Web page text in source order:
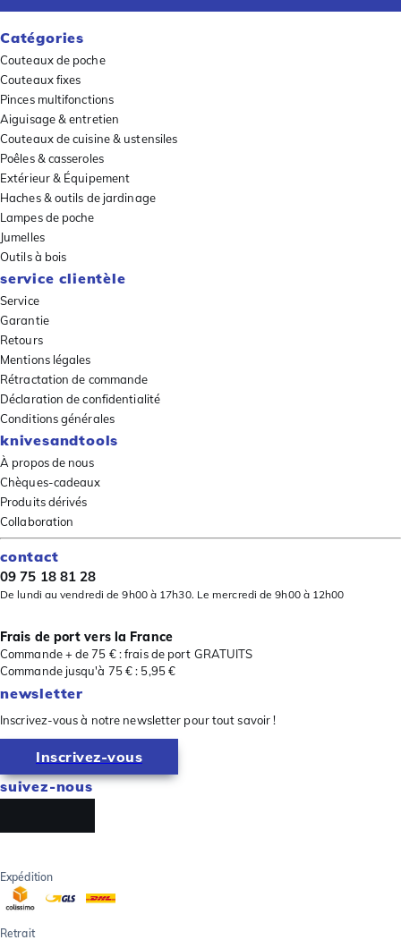
Catégories
Couteaux de poche
Couteaux fixes
Pinces multifonctions
Aiguisage & entretien
Couteaux de cuisine & ustensiles
Poêles & casseroles
Extérieur & Équipement
Haches & outils de jardinage
Lampes de poche
Jumelles
Outils à bois
service clientèle
Service
Garantie
Retours
Mentions légales
Rétractation de commande
Déclaration de confidentialité
Conditions générales
knivesandtools
À propos de nous
Chèques-cadeaux
Produits dérivés
Collaboration
contact
09 75 18 81 28
De lundi au vendredi de 9h00 à 17h30. Le mercredi de 9h00 à 12h00
Frais de port vers la France
Commande + de 75 € : frais de port GRATUITS
Commande jusqu'à 75 € : 5,95 €
newsletter
Inscrivez-vous à notre newsletter pour tout savoir !
Inscrivez-vous
suivez-nous
Expédition
Retrait